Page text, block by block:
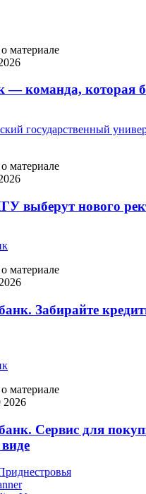
материале
— команда, которая
государственный
материале
выберут нового
материале
Забирайте
материале
2026
Сервис для